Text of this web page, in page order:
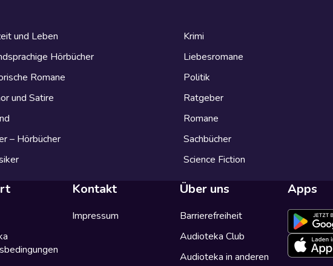
und Leben
Hörbücher
Romane
und Satire
– Hörbücher
Krimi
Liebesromane
Politik
Ratgeber
Romane
Sachbücher
Science Fiction
Kontakt
Impressum
Über uns
Barrierefreiheit
Audioteka Club
Audioteka in anderen
Apps